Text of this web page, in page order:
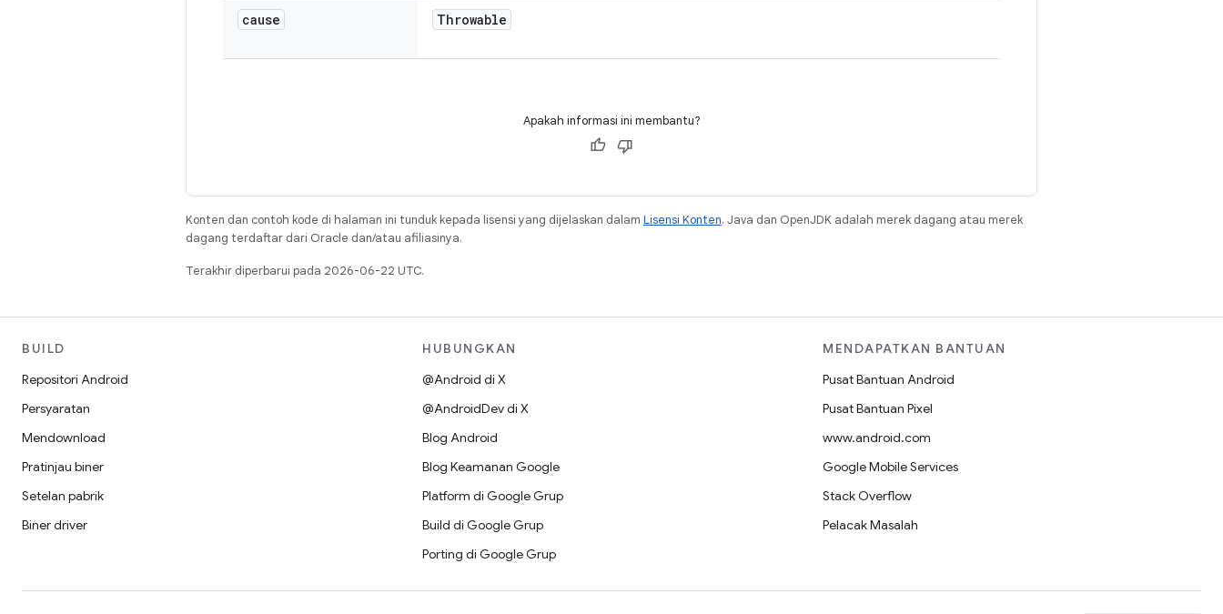
cause Throwable
Apakah informasi ini membantu?
Konten dan contoh kode di halaman ini tunduk kepada lisensi yang dijelaskan dalam Lisensi Konten. Java dan OpenJDK adalah merek dagang atau merek
dagang terdaftar dari Oracle dan/atau afiliasinya.
Terakhir diperbarui pada 2026-06-22 UTC.
BUILD
Repositori Android
Persyaratan
Mendownload
Pratinjau biner
Setelan pabrik
Biner driver
HUBUNGKAN
@Android di X
@AndroidDev di X
Blog Android
Blog Keamanan Google
Platform di Google Grup
Build di Google Grup
Porting di Google Grup
MENDAPATKAN BANTUAN
Pusat Bantuan Android
Pusat Bantuan Pixel
www.android.com
Google Mobile Services
Stack Overflow
Pelacak Masalah